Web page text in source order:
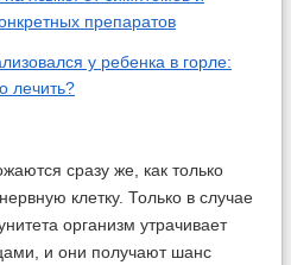
препаратов
у ребенка в горле:
лечить?
сразу же, как только
клетку. Только в случае
организм утрачивает
и они получают шанс